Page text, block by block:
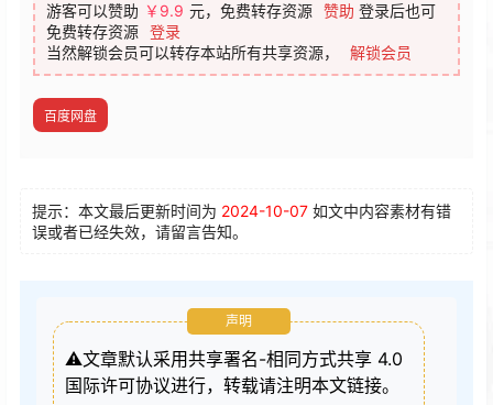
游客可以赞助 ￥9.9 元，免费转存资源 赞助 登录后也可
免费转存资源 登录
当然解锁会员可以转存本站所有共享资源，
解锁会员
百度网盘
提示：本文最后更新时间为 2024-10-07 如文中内容素材有错
误或者已经失效，请留言告知。
声明
⚠️文章默认采用共享署名-相同方式共享 4.0
国际许可协议进行，转载请注明本文链接。